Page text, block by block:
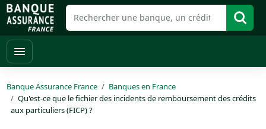
Banque Assurance France
Banques en France
Qu'est-ce que le fichier des incidents de remboursement des crédits
aux particuliers (FICP) ?